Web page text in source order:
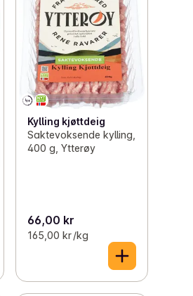
Kylling kjøttdeig
Saktevoksende kylling,
400 g, Ytterøy
66,00 kr
165,00 kr /kg